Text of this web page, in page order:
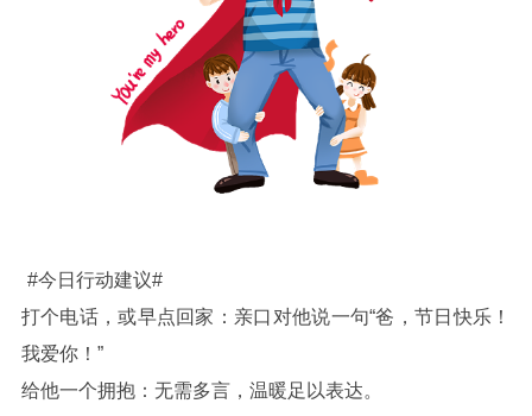
#今日行动建议#
打个电话，或早点回家：亲口对他说一句“爸，节日快乐！
我爱你！”
给他一个拥抱：无需多言，温暖足以表达。